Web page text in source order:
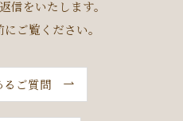
信をいたします。
ご覧ください。
るご質問